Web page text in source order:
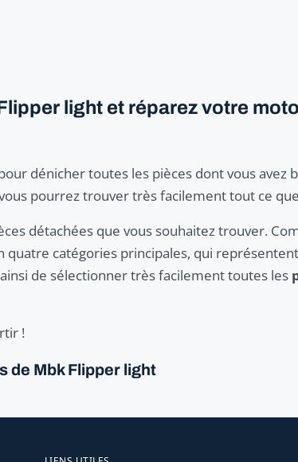
light et réparez votre
dénicher toutes les pièces dont vous avez
pourrez trouver très facilement tout ce
détachées que vous souhaitez trouver.
catégories principales, qui
de sélectionner très facilement toutes les
!
de Mbk Flipper light